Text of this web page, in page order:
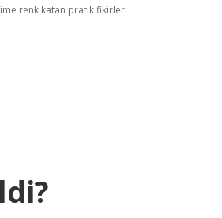
renk katan pratik fikirler!